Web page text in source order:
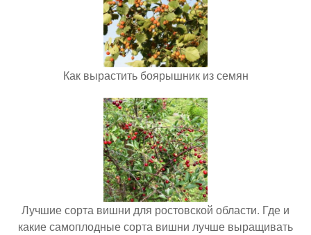
Как вырастить боярышник из семян
Лучшие сорта вишни для ростовской области. Где и
какие самоплодные сорта вишни лучше выращивать